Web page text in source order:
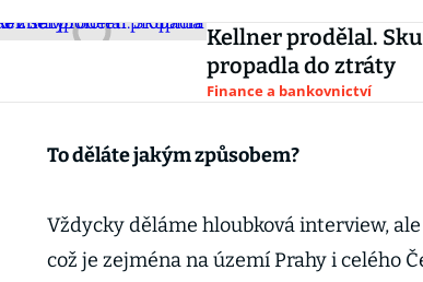
Kellner prodělal.
propadla do ztráty
Finance a bankovnictví
To děláte jakým způsobem?
Vždycky děláme hloubková interview,
což je zejména na území Prahy i celého